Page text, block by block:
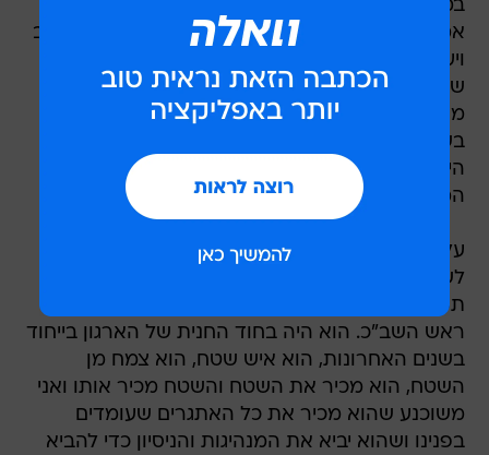
במהלך ההכרזה על זהותו של ראש השב"כ הבא,
אמר נתניהו כי "בשנים האחרונות זכינו לשירות חשוב
ויעיל של ראש השב"כ היוצא יובל דיסקין, התרומה
שלו חשובה וחלקה עלומה, אבל התודה גלויה. ואני
מודה לו בשם כל אזרחי ישראל. עסקתי לא מעט
בשאלה שעמדה לפניי, מי יחליף את ראש השב"כ
היוצא. האנשים הם מצוינים, הבחירה הייתה בין
המצוינים שמצוינים".
על ראש השב"כ הבא אמר נתניהו כי "יורם הצטרף
תפקידי פיקוד ומטה וכיהן במשך שלוש שנים כסגן
ראש השב"כ. הוא היה בחוד החנית של הארגון בייחוד
בשנים האחרונות, הוא איש שטח, הוא צמח מן
השטח, הוא מכיר את השטח והשטח מכיר אותו ואני
משוכנע שהוא מכיר את כל האתגרים שעומדים
בפנינו ושהוא יביא את המנהיגות והניסיון כדי להביא